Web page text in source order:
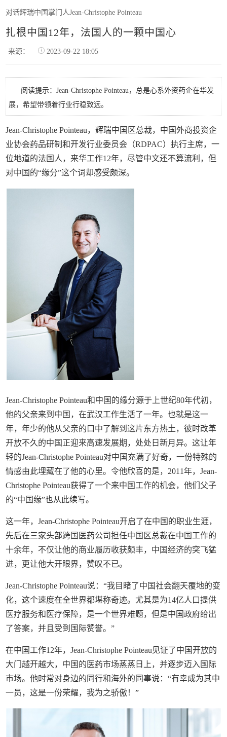
对话辉瑞中国掌门人Jean-Christophe Pointeau
扎根中国12年，法国人的一颗中国心
来源： 2023-09-22 18:05
阅读提示：Jean-Christophe Pointeau，总是心系外资药企在华发
展，希望带领着行业行稳致远。
Jean-Christophe Pointeau，辉瑞中国区总裁，中国外商投资企
业协会药品研制和开发行业委员会（RDPAC）执行主席，一
位地道的法国人，来华工作12年，尽管中文还不算流利，但
对中国的“缘分”这个词却感受颇深。
Jean-Christophe Pointeau和中国的缘分源于上世纪80年代初，
他的父亲来到中国，在武汉工作生活了一年。也就是这一
年，年少的他从父亲的口中了解到这片东方热土，彼时改革
开放不久的中国正迎来高速发展期，处处日新月异。这让年
轻的Jean-Christophe Pointeau对中国充满了好奇，一份特殊的
情感由此埋藏在了他的心里。令他欣喜的是，2011年，Jean-
Christophe Pointeau获得了一个来中国工作的机会，他们父子
的“中国缘”也从此续写。
这一年，Jean-Christophe Pointeau开启了在中国的职业生涯，
先后在三家头部跨国医药公司担任中国区总裁在中国工作的
十余年，不仅让他的商业履历收获颇丰，中国经济的突飞猛
进，更让他大开眼界，赞叹不已。
Jean-Christophe Pointeau说：“我目睹了中国社会翻天覆地的变
化，这个速度在全世界都堪称奇迹。尤其是为14亿人口提供
医疗服务和医疗保障，是一个世界难题，但是中国政府给出
了答案，并且受到国际赞誉。”
在中国工作12年，Jean-Christophe Pointeau见证了中国开放的
大门越开越大，中国的医药市场蒸蒸日上，并逐步迈入国际
市场。他时常对身边的同行和海外的同事说：“有幸成为其中
一员，这是一份荣耀，我为之骄傲！”